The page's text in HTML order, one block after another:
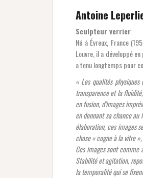
Antoine
Sculpteur verrier
Né à Évreux, France
Louvre, il a développé
a tenu longtemps pour
« Les qualités
transparence et la
en fusion, d’images
en donnant sa chance
élaboration, ces images
chose « cogne à la vitre
Ces images sont
Stabilité et agitation,
la temporalité qui se